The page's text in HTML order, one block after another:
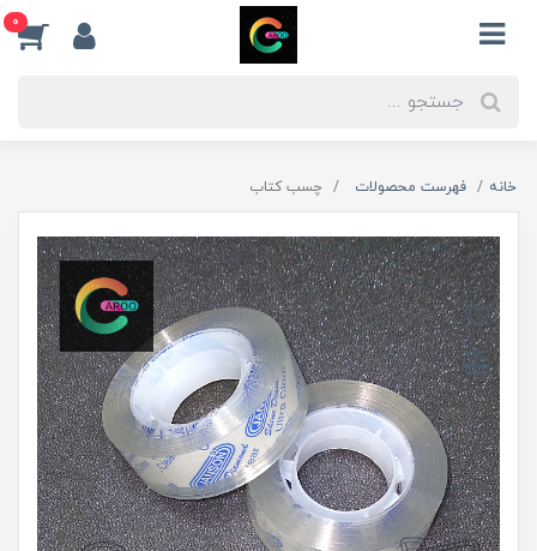
0
خانه فهرست محصولات چسب کتاب